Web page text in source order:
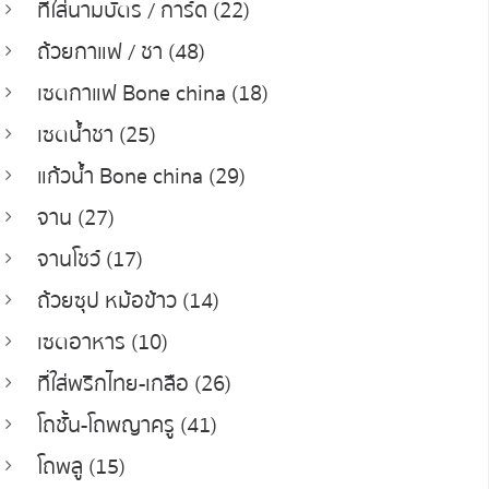
ที่ใส่นามบัตร / การ์ด (22)
ถ้วยกาแฟ / ชา (48)
เซตกาแฟ Bone china (18)
เซตน้ำชา (25)
แก้วน้ำ Bone china (29)
จาน (27)
จานโชว์ (17)
ถ้วยซุป หม้อข้าว (14)
เซตอาหาร (10)
ที่ใส่พริกไทย-เกลือ (26)
โถชั้น-โถพญาครู (41)
โถพลู (15)